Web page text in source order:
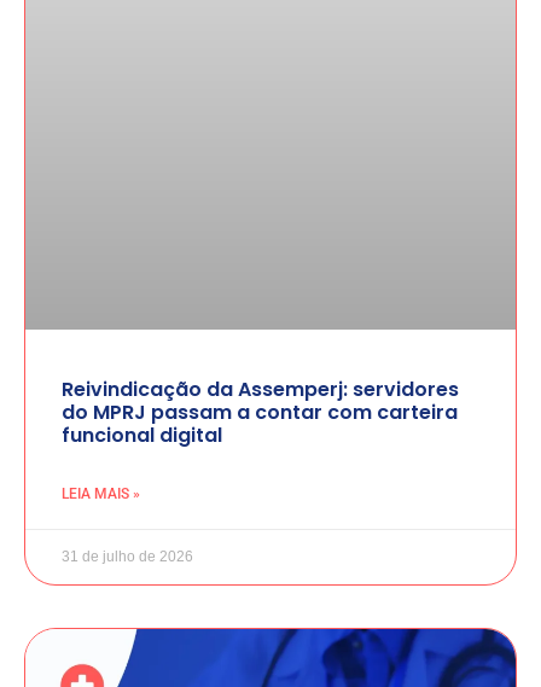
Reivindicação da Assemperj: servidores
do MPRJ passam a contar com carteira
funcional digital
LEIA MAIS »
31 de julho de 2026